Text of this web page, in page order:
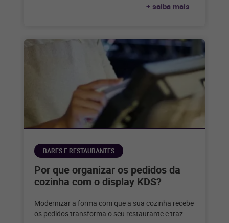
+ saiba mais
BARES E RESTAURANTES
Por que organizar os pedidos da
cozinha com o display KDS?
Modernizar a forma com que a sua cozinha recebe
os pedidos transforma o seu restaurante e traz